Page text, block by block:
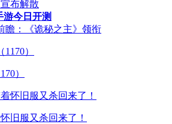
布解散
今日开测
瞻：《诡秘之主》领衔
）
旧服又杀回来了！